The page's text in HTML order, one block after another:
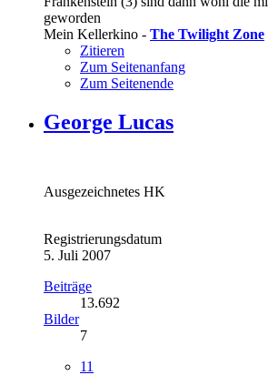
geworden
Mein Kellerkino - The Twilight Zone
Zitieren
Zum Seitenanfang
Zum Seitenende
George Lucas
Ausgezeichnetes HK
Registrierungsdatum
5. Juli 2007
Beiträge
13.692
Bilder
7
11